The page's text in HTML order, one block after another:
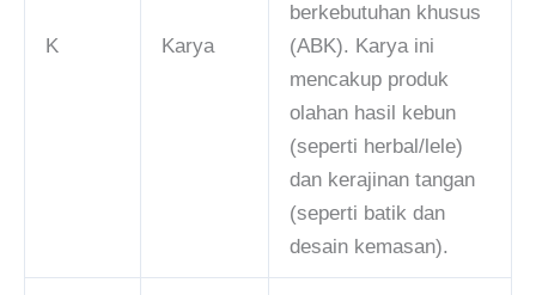
K Karya
berkebutuhan khusus
(ABK). Karya ini
mencakup produk
olahan hasil kebun
(seperti herbal/lele)
dan kerajinan tangan
(seperti batik dan
desain kemasan).